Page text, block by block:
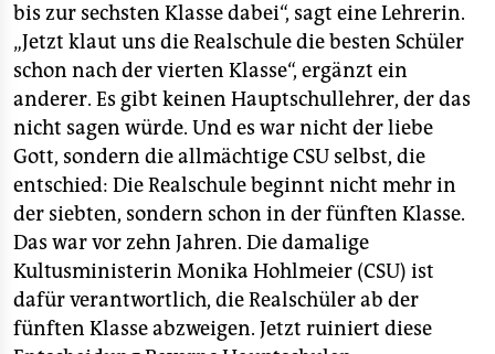
bis zur sechsten Klasse dabei“, sagt eine Lehrerin.
„Jetzt klaut uns die Realschule die besten Schüler
schon nach der vierten Klasse“, ergänzt ein
anderer. Es gibt keinen Hauptschullehrer, der das
nicht sagen würde. Und es war nicht der liebe
Gott, sondern die allmächtige CSU selbst, die
entschied: Die Realschule beginnt nicht mehr in
der siebten, sondern schon in der fünften Klasse.
Das war vor zehn Jahren. Die damalige
Kultusministerin Monika Hohlmeier (CSU) ist
dafür verantwortlich, die Realschüler ab der
fünften Klasse abzweigen. Jetzt ruiniert diese